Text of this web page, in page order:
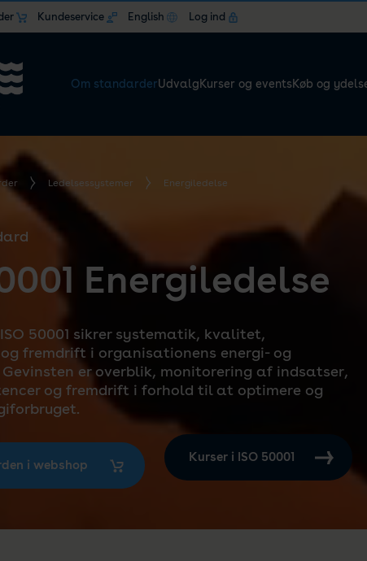
Kundeservice English Log ind
Om standarderUdvalgKurser og eventsKøb og
Ledelsessystemer Energiledelse
Energiledelse
50001 sikrer systematik, kvalitet,
fremdrift i organisationens energi- og
er overblik, monitorering af indsatser,
og fremdrift i forhold til at optimere og
i webshop
Kurser i ISO 50001